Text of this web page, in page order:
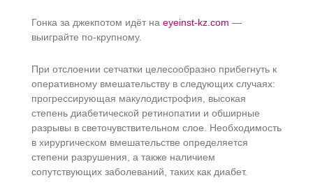
Гонка за джекпотом идёт на eyeinst-kz.com —
выиграйте по-крупному.
При отслоении сетчатки целесообразно прибегнуть к
оперативному вмешательству в следующих случаях:
прогрессирующая макулодистрофия, высокая
степень диабетической ретинопатии и обширные
разрывы в светочувствительном слое. Необходимость
в хирургическом вмешательстве определяется
степени разрушения, а также наличием
сопутствующих заболеваний, таких как диабет.